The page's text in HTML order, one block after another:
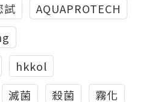
試
AQUAPROTECH
hkkol
滅菌 殺菌
霧化